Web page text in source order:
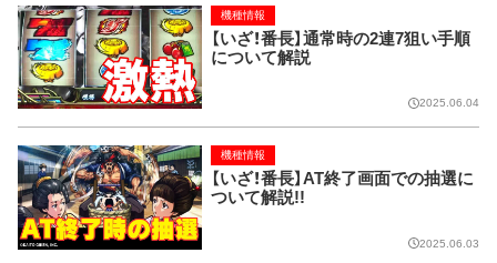
【いざ！番長】通常時の2連7狙い手順
について解説
機種情報
2025.06.04
【いざ！番長】AT終了画面での抽選に
ついて解説!!
機種情報
2025.06.03